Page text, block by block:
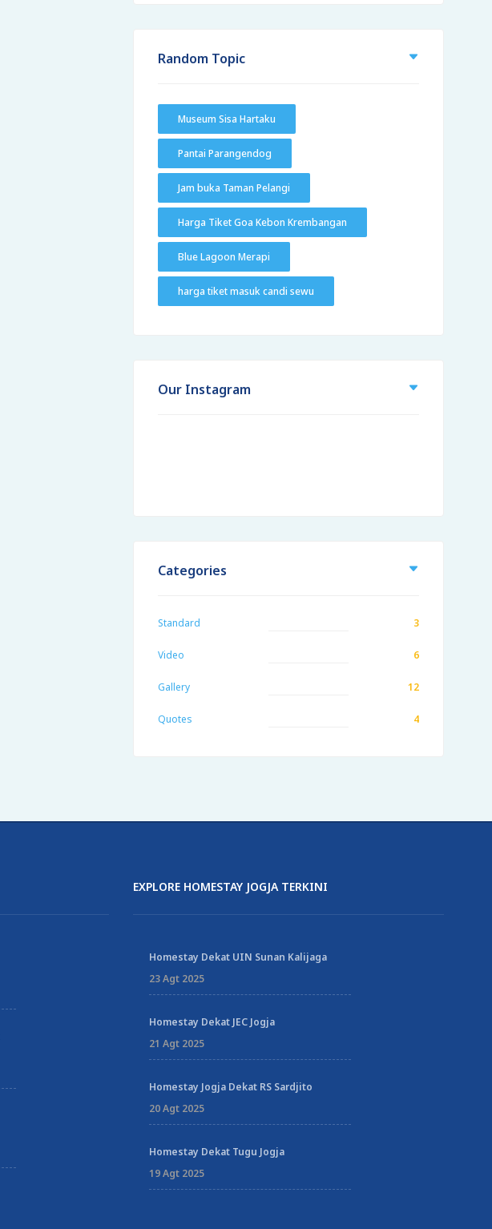
Random Topic
Museum Sisa Hartaku
Pantai Parangendog
Jam buka Taman Pelangi
Harga Tiket Goa Kebon Krembangan
Blue Lagoon Merapi
harga tiket masuk candi sewu
Our Instagram
Categories
Standard 3
Video 6
Gallery 12
Quotes 4
EXPLORE HOMESTAY JOGJA TERKINI
Homestay Dekat UIN Sunan Kalijaga
23 Agt 2025
Homestay Dekat JEC Jogja
21 Agt 2025
Homestay Jogja Dekat RS Sardjito
20 Agt 2025
Homestay Dekat Tugu Jogja
19 Agt 2025